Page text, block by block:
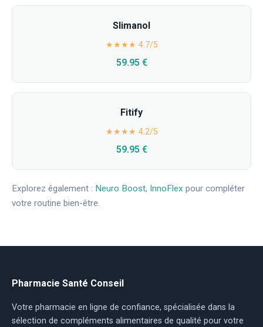
Slimanol
★★★★ 4.7/5
59.95 €
Fitify
★★★★ 4.2/5
59.95 €
Explorez également : Neuro Boost, InnoFlex pour compléter
votre routine bien-être.
Pharmacie Santé Conseil
Votre pharmacie en ligne de confiance, spécialisée dans la
sélection de compléments alimentaires de qualité pour votre